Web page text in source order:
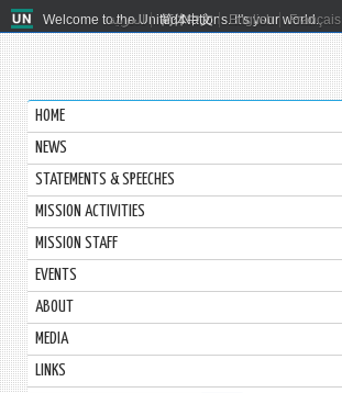
Welcome to the United Nations. It's your world.
العربية 简体中文 English Français
HOME
NEWS
STATEMENTS & SPEECHES
MISSION ACTIVITIES
MISSION STAFF
EVENTS
ABOUT
MEDIA
LINKS